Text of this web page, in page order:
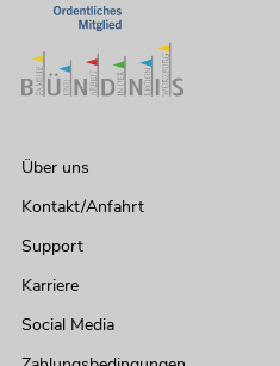
Über uns
Kontakt/Anfahrt
Support
Karriere
Social Media